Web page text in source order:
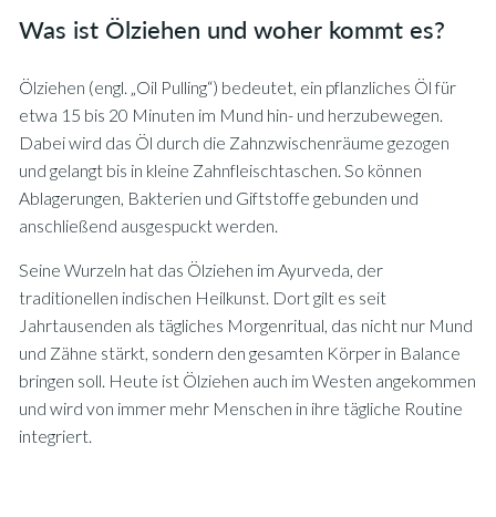
Was ist Ölziehen und woher kommt es?
Ölziehen (engl. „Oil Pulling“) bedeutet, ein pflanzliches Öl für
etwa 15 bis 20 Minuten im Mund hin- und herzubewegen.
Dabei wird das Öl durch die Zahnzwischenräume gezogen
und gelangt bis in kleine Zahnfleischtaschen. So können
Ablagerungen, Bakterien und Giftstoffe gebunden und
anschließend ausgespuckt werden.
Seine Wurzeln hat das Ölziehen im Ayurveda, der
traditionellen indischen Heilkunst. Dort gilt es seit
Jahrtausenden als tägliches Morgenritual, das nicht nur Mund
und Zähne stärkt, sondern den gesamten Körper in Balance
bringen soll. Heute ist Ölziehen auch im Westen angekommen
und wird von immer mehr Menschen in ihre tägliche Routine
integriert.